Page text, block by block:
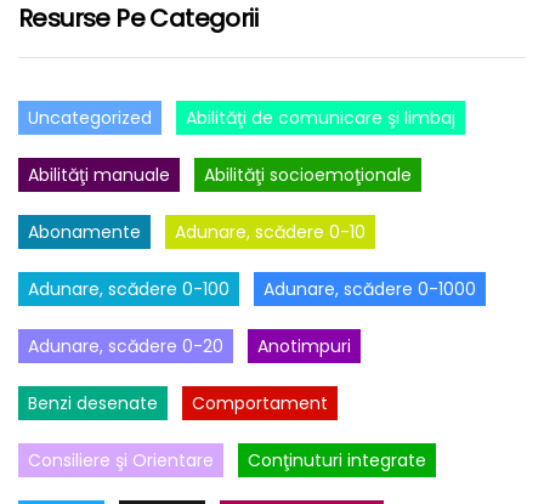
Resurse Pe Categorii
Uncategorized Abilităţi de comunicare şi limbaj
Abilităţi manuale Abilităţi socioemoţionale
Abonamente Adunare, scădere 0-10
Adunare, scădere 0-100 Adunare, scădere 0-1000
Adunare, scădere 0-20 Anotimpuri
Benzi desenate Comportament
Consiliere şi Orientare Conţinuturi integrate